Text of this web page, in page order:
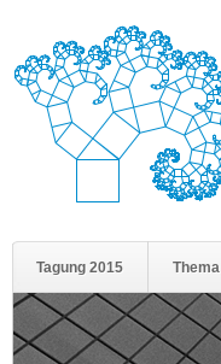
Tagung 2015 Thema